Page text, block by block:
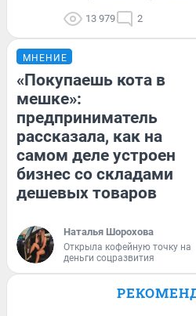
13 979 2
МНЕНИЕ
«Покупаешь кота в
мешке»:
предприниматель
рассказала, как на
самом деле устроен
бизнес со складами
дешевых товаров
Наталья Шорохова
Открыла кофейную точку на
деньги соцразвития